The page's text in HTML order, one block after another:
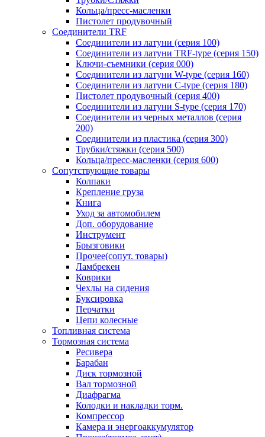
Кольца/пресс-масленки
Пистолет продувочный
Соединители TRF
Соединители из латуни (серия 100)
Соединители из латуни TRF-type (серия 150)
Ключи-съемники (серия 000)
Соединители из латуни W-type (серия 160)
Соединители из латуни С-type (серия 180)
Пистолет продувочный (серия 400)
Соединители из латуни S-type (серия 170)
Соединители из черных металлов (серия
200)
Соединители из пластика (серия 300)
Трубки/стяжки (серия 500)
Кольца/пресс-масленки (серия 600)
Сопутствующие товары
Колпаки
Крепление груза
Книга
Уход за автомобилем
Доп. оборудование
Инструмент
Брызговики
Прочее(сопут. товары)
Ламбрекен
Коврики
Чехлы на сидения
Буксировка
Перчатки
Цепи колесные
Топливная система
Тормозная система
Ресивера
Барабан
Диск тормозной
Вал тормозной
Диафрагма
Колодки и накладки торм.
Компрессор
Камера и энергоаккумулятор